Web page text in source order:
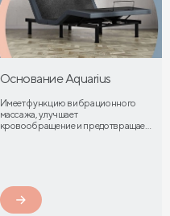
Основание Aquarius
Имеет функцию вибрационного
массажа, улучшает
кровообращение и предотвращает